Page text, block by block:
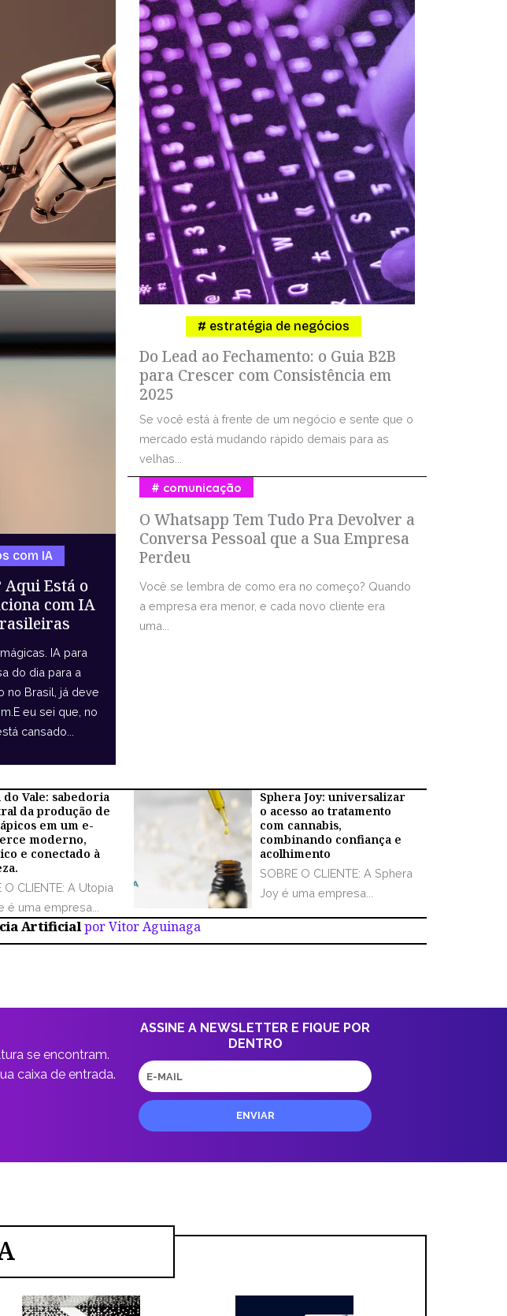
Aqui Está o
com IA
com IA
IA para
do dia para a
no Brasil, já deve
eu sei que, no
cansado...
Do Lead ao Fechamento: o Guia B2B
para Crescer com Consistência em
2025
estratégia de negócios
Se você está à frente de um negócio e sente que o
mercado está mudando rápido demais para as
velhas...
O Whatsapp Tem Tudo Pra Devolver a
Conversa Pessoal que a Sua Empresa
Perdeu
comunicação
Você se lembra de como era no começo? Quando
a empresa era menor, e cada novo cliente era
uma...
do Vale: sabedoria
da produção de
em um e-
moderno,
e conectado à
O CLIENTE: A Utopia
é uma empresa...
Sphera Joy: universalizar
o acesso ao tratamento
com cannabis,
combinando confiança e
acolhimento
SOBRE O CLIENTE: A Sphera
Joy é uma empresa...
Artificialpor Vitor Aguinaga
se encontram.
caixa de entrada.
ASSINE A NEWSLETTER E FIQUE POR
DENTRO
E-
mail
ENVIAR